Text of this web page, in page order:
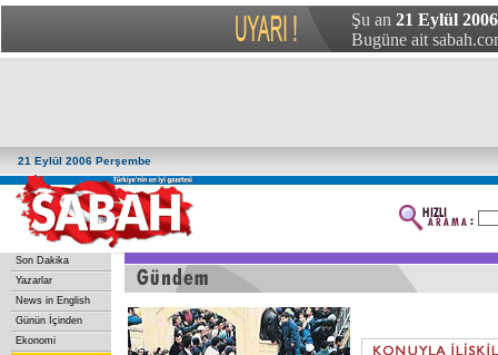
Şu an 21 Eylül
Bugüne ait
21 Eylül 2006 Perşembe
Son Dakika
Yazarlar
News in English
Günün İçinden
Ekonomi